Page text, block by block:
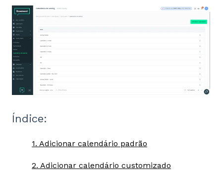
Índice:
1. Adicionar calendário padrão
2. Adicionar calendário customizado